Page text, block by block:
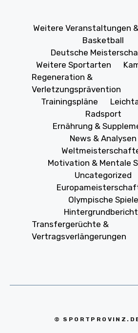
Weitere Veranstaltungen
Basketball
Deutsche
Weitere Sportarten
Regeneration &
Verletzungsprävention
Trainingspläne
Radsport
Ernährung &
News & Analysen
Motivation & Mentale
Uncategorized
Olympische Spiele
Transfergerüchte &
Vertragsverlängerungen
©